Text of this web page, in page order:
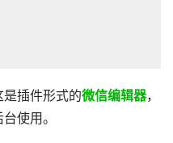
是插件形式的微信编辑器，
使用。